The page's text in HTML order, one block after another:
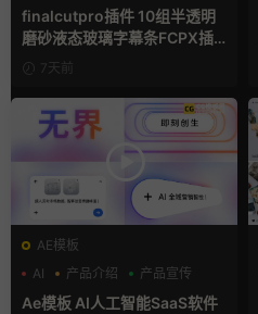
finalcutpro插件 10组半透明
磨砂液态玻璃字幕条FCPX插
7天前
AE模板
AI
产品介绍 产品宣传
Ae模板 AI人工智能SaaS软件